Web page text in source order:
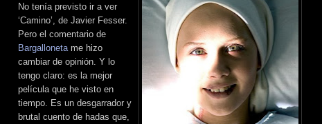
No tenía previsto ir a ver
‘Camino’, de Javier Fesser.
Pero el comentario de
Bargalloneta me hizo
cambiar de opinión. Y lo
tengo claro: es la mejor
película que he visto en
tiempo. Es un desgarrador y
brutal cuento de hadas que,